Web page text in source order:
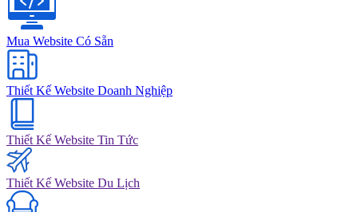
Mua Website Có Sẵn
Thiết Kế Website Doanh Nghiệp
Thiết Kế Website Tin Tức
Thiết Kế Website Du Lịch